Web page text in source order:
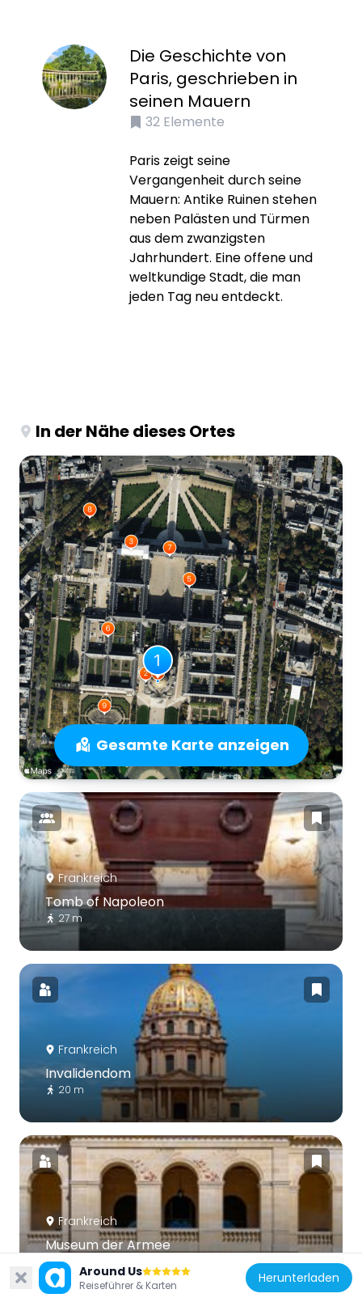
Die Geschichte von
Paris, geschrieben in
seinen Mauern
32 Elemente
Paris zeigt seine
Vergangenheit durch seine
Mauern: Antike Ruinen stehen
neben Palästen und Türmen
aus dem zwanzigsten
Jahrhundert. Eine offene und
weltkundige Stadt, die man
jeden Tag neu entdeckt.
In der Nähe dieses Ortes
Gesamte Karte anzeigen
Frankreich
Tomb of Napoleon
27 m
Frankreich
Invalidendom
20 m
Frankreich
Museum der Armee
231 m
Around Us
Reiseführer & Karten Herunterladen